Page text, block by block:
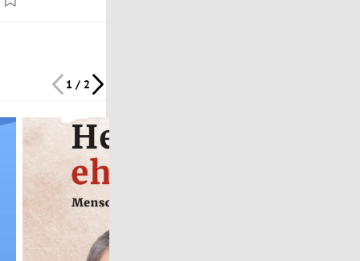
1 / 2